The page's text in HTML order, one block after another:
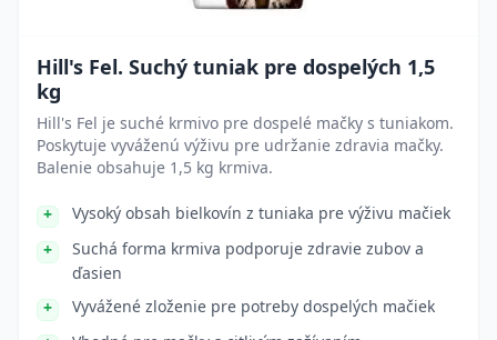
Hill's Fel. Suchý tuniak pre dospelých 1,5
kg
Hill's Fel je suché krmivo pre dospelé mačky s tuniakom.
Poskytuje vyváženú výživu pre udržanie zdravia mačky.
Balenie obsahuje 1,5 kg krmiva.
Vysoký obsah bielkovín z tuniaka pre výživu mačiek
Suchá forma krmiva podporuje zdravie zubov a
ďasien
Vyvážené zloženie pre potreby dospelých mačiek